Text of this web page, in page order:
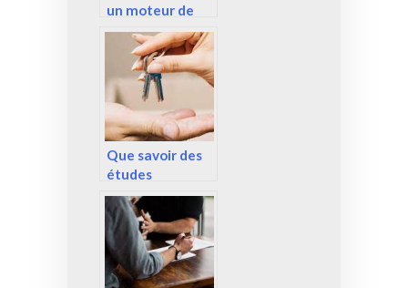
un moteur de
recherche
immobilier ?
Que savoir des
études
diagnostic à
faire avant de
faire louer un
logement ?